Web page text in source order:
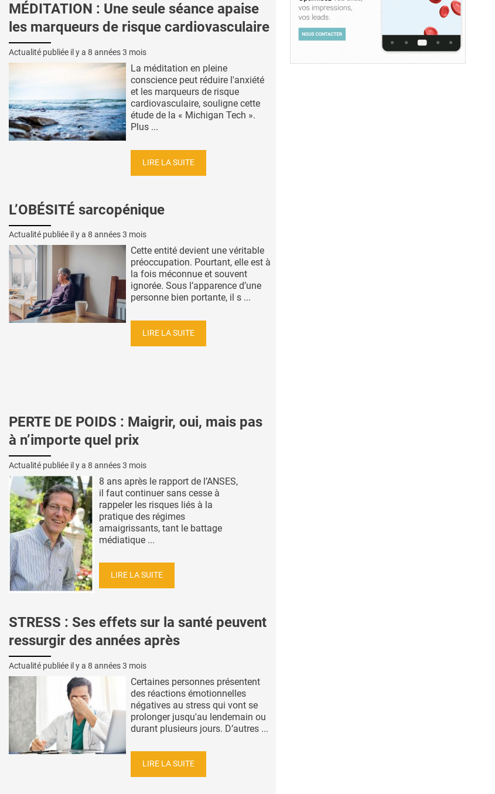
MÉDITATION : Une seule séance apaise
les marqueurs de risque cardiovasculaire
Actualité publiée il y a 8 années 3 mois
La méditation en pleine
conscience peut réduire l'anxiété
et les marqueurs de risque
cardiovasculaire, souligne cette
étude de la « Michigan Tech ».
Plus ...
LIRE LA SUITE
L’OBÉSITÉ sarcopénique
Actualité publiée il y a 8 années 3 mois
Cette entité devient une véritable
préoccupation. Pourtant, elle est à
la fois méconnue et souvent
ignorée. Sous l’apparence d’une
personne bien portante, il s ...
LIRE LA SUITE
PERTE DE POIDS : Maigrir, oui, mais pas
à n’importe quel prix
Actualité publiée il y a 8 années 3 mois
8 ans après le rapport de l’ANSES,
il faut continuer sans cesse à
rappeler les risques liés à la
pratique des régimes
amaigrissants, tant le battage
médiatique ...
LIRE LA SUITE
STRESS : Ses effets sur la santé peuvent
ressurgir des années après
Actualité publiée il y a 8 années 3 mois
Certaines personnes présentent
des réactions émotionnelles
négatives au stress qui vont se
prolonger jusqu'au lendemain ou
durant plusieurs jours. D’autres ...
LIRE LA SUITE